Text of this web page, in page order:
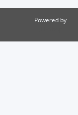
Powered by